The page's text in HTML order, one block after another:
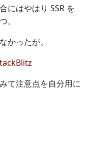
にはやはり SSR を
。
かったが、
て注意点を自分用に